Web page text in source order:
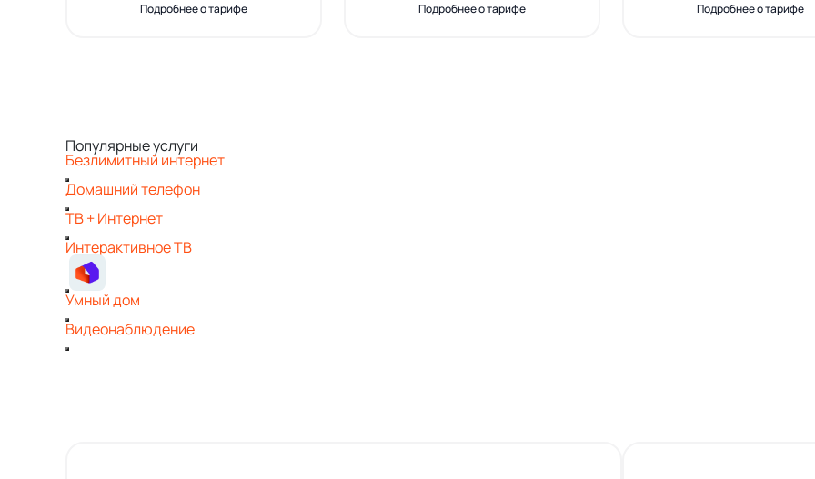
Подробнее о тарифе Подробнее о тарифе Подробнее о тарифе
Популярные услуги
Безлимитный интернет
Домашний телефон
ТВ + Интернет
Интерактивное ТВ
Умный дом
Видеонаблюдение